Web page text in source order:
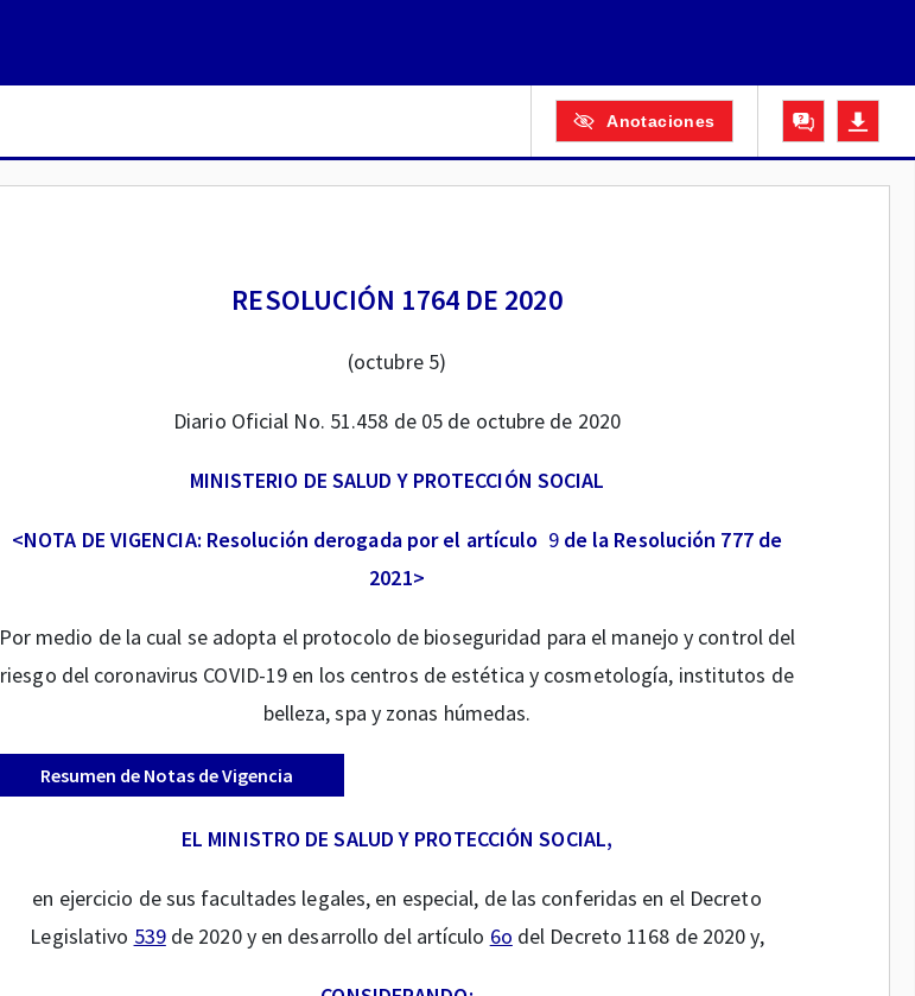
Anotaciones
RESOLUCIÓN 1764 DE 2020
(octubre 5)
Diario Oficial No. 51.458 de 05 de octubre de 2020
MINISTERIO DE SALUD Y PROTECCIÓN SOCIAL
<NOTA DE VIGENCIA: Resolución derogada por el artículo 9de la Resolución 777 de
2021>
Por medio de la cual se adopta el protocolo de bioseguridad para el manejo y control del
riesgo del coronavirus COVID-19 en los centros de estética y cosmetología, institutos de
belleza, spa y zonas húmedas.
Resumen de Notas de Vigencia
EL MINISTRO DE SALUD Y PROTECCIÓN SOCIAL,
en ejercicio de sus facultades legales, en especial, de las conferidas en el Decreto
Legislativo 539de 2020 y en desarrollo del artículo 6o del Decreto 1168 de 2020 y,